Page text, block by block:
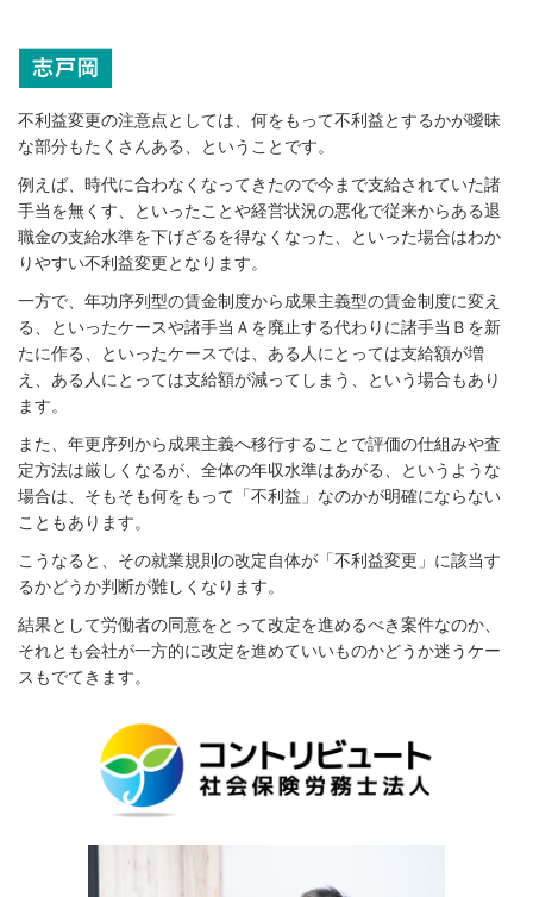
不利益変更の注意点としては、何をもって不利益とするかが曖昧
な部分もたくさんある、ということです。
例えば、時代に合わなくなってきたので今まで支給されていた諸
手当を無くす、といったことや経営状況の悪化で従来からある退
職金の支給水準を下げざるを得なくなった、といった場合はわか
りやすい不利益変更となります。
一方で、年功序列型の賃金制度から成果主義型の賃金制度に変え
る、といったケースや諸手当Ａを廃止する代わりに諸手当Ｂを新
たに作る、といったケースでは、ある人にとっては支給額が増
え、ある人にとっては支給額が減ってしまう、という場合もあり
ます。
また、年更序列から成果主義へ移行することで評価の仕組みや査
定方法は厳しくなるが、全体の年収水準はあがる、というような
場合は、そもそも何をもって「不利益」なのかが明確にならない
こともあります。
こうなると、その就業規則の改定自体が「不利益変更」に該当す
るかどうか判断が難しくなります。
結果として労働者の同意をとって改定を進めるべき案件なのか、
それとも会社が一方的に改定を進めていいものかどうか迷うケー
スもでてきます。